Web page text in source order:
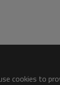
cookies to